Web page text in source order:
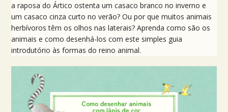
a raposa do Ártico ostenta um casaco branco no inverno e
um casaco cinza curto no verão? Ou por que muitos animais
herbívoros têm os olhos nas laterais? Aprenda como são os
animais e como desenhá-los com este simples guia
introdutório às formas do reino animal.